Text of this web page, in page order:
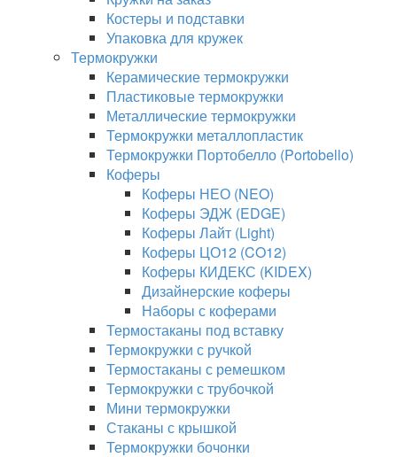
Костеры и подставки
Упаковка для кружек
Термокружки
Керамические термокружки
Пластиковые термокружки
Металлические термокружки
Термокружки металлопластик
Термокружки Портобелло (Portobello)
Коферы
Коферы НЕО (NEO)
Коферы ЭДЖ (EDGE)
Коферы Лайт (Light)
Коферы ЦО12 (CO12)
Коферы КИДЕКС (KIDEX)
Дизайнерские коферы
Наборы с коферами
Термостаканы под вставку
Термокружки с ручкой
Термостаканы с ремешком
Термокружки с трубочкой
Мини термокружки
Стаканы с крышкой
Термокружки бочонки